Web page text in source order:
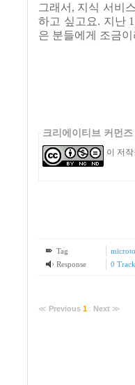
그래서, 지식 서비
하고 싶고요. 지난
은 분들에게 조금
크리에이티브 커먼
이 저
Tag
Response
0
≪ Previous 1 : Next ≫